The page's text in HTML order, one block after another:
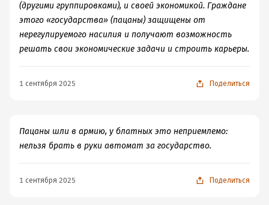
(другими группировками), и своей экономикой. Граждане
этого «государства» (пацаны) защищены от
нерегулируемого насилия и получают возможность
решать свои экономические задачи и строить карьеры.
1 сентября 2025 Поделиться
Пацаны шли в армию, у блатных это неприемлемо:
нельзя брать в руки автомат за государство.
1 сентября 2025 Поделиться